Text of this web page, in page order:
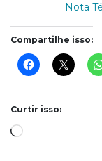
Nota
Compartilhe isso:
Curtir isso:
Carregando...